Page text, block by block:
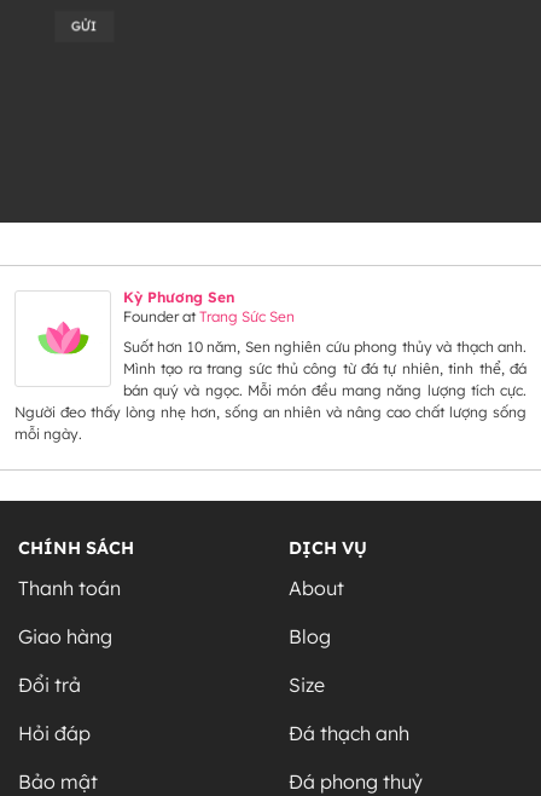
Kỳ Phương Sen
FounderatTrang Sức Sen
Suốt hơn 10 năm, Sen nghiên cứu phong thủy và thạch anh.
Mình tạo ra trang sức thủ công từ đá tự nhiên, tinh thể, đá
bán quý và ngọc. Mỗi món đều mang năng lượng tích cực.
Người đeo thấy lòng nhẹ hơn, sống an nhiên và nâng cao chất lượng sống
mỗi ngày.
CHÍNH SÁCH
Thanh toán
Giao hàng
Đổi trả
Hỏi đáp
Bảo mật
DỊCH VỤ
About
Blog
Size
Đá thạch anh
Đá phong thuỷ